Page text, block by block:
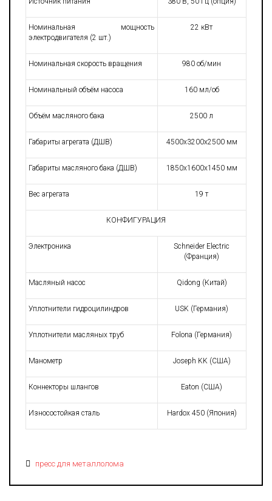
Номинальная мощность
электродвигателя (2 шт.)
22 кВт
Номинальная скорость вращения 980 об/мин
Номинальный объём насоса 160 мл/об
Объём масляного бака 2500 л
Габариты агрегата (ДШВ) 4500х3200х2500 мм
Габариты масляного бака (ДШВ) 1850х1600х1450 мм
Вес агрегата 19 т
КОНФИГУРАЦИЯ
Электроника
Schneider Electric
(Франция)
Масляный насос Qidong (Китай)
Уплотнители гидроцилиндров USK (Германия)
Уплотнители масляных труб Folona (Германия)
Манометр Joseph KK (США)
Коннекторы шлангов Eaton (США)
Износостойкая сталь Hardox 450 (Япония)
пресс для металлолома